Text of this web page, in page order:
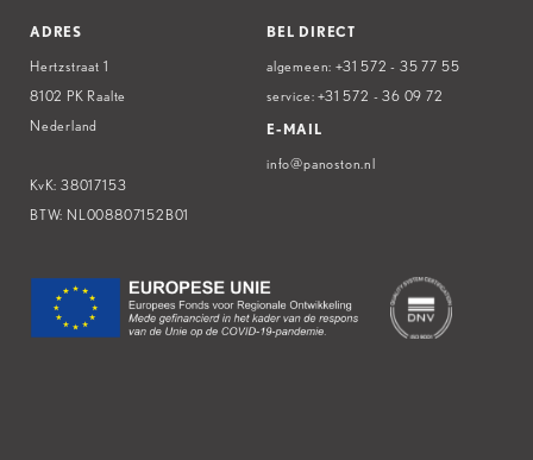
ADRES
Hertzstraat 1
8102 PK Raalte
Nederland
KvK: 38017153
BTW: NL008807152B01
BEL DIRECT
algemeen: +31 572 - 35 77 55
service:+31 572 - 36 09 72
E-MAIL
info@panoston.nl